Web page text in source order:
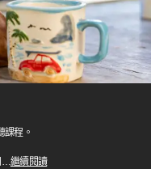
課程。
…繼續閱讀